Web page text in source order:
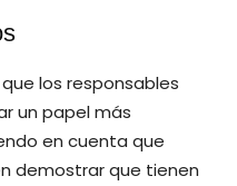
los responsables
un papel más
en cuenta que
demostrar que tienen